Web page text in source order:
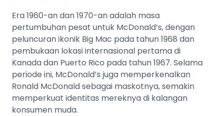
Era 1960-an dan 1970-an adalah masa
pertumbuhan pesat untuk McDonald’s, dengan
peluncuran ikonik Big Mac pada tahun 1968 dan
pembukaan lokasi internasional pertama di
Kanada dan Puerto Rico pada tahun 1967. Selama
periode ini, McDonald’s juga memperkenalkan
Ronald McDonald sebagai maskotnya, semakin
memperkuat identitas mereknya di kalangan
konsumen muda​​.